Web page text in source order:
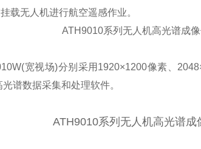
载无人机进行航空遥感作业。
宽视场)分别采用1920×1200像素、
谱数据采集和处理软件。